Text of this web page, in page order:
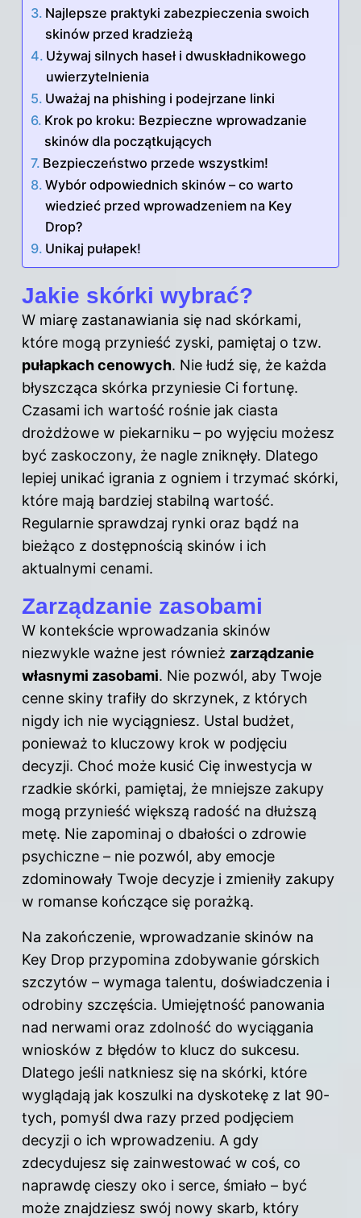
Najlepsze praktyki zabezpieczenia swoich
skinów przed kradzieżą
Używaj silnych haseł i dwuskładnikowego
uwierzytelnienia
Uważaj na phishing i podejrzane linki
Krok po kroku: Bezpieczne wprowadzanie
skinów dla początkujących
Bezpieczeństwo przede wszystkim!
Wybór odpowiednich skinów – co warto
wiedzieć przed wprowadzeniem na Key
Drop?
Unikaj pułapek!
Jakie skórki wybrać?
W miarę zastanawiania się nad skórkami,
które mogą przynieść zyski, pamiętaj o tzw.
pułapkach cenowych. Nie łudź się, że każda
błyszcząca skórka przyniesie Ci fortunę.
Czasami ich wartość rośnie jak ciasta
drożdżowe w piekarniku – po wyjęciu możesz
być zaskoczony, że nagle zniknęły. Dlatego
lepiej unikać igrania z ogniem i trzymać skórki,
które mają bardziej stabilną wartość.
Regularnie sprawdzaj rynki oraz bądź na
bieżąco z dostępnością skinów i ich
aktualnymi cenami.
Zarządzanie zasobami
W kontekście wprowadzania skinów
niezwykle ważne jest również zarządzanie
własnymi zasobami. Nie pozwól, aby Twoje
cenne skiny trafiły do skrzynek, z których
nigdy ich nie wyciągniesz. Ustal budżet,
ponieważ to kluczowy krok w podjęciu
decyzji. Choć może kusić Cię inwestycja w
rzadkie skórki, pamiętaj, że mniejsze zakupy
mogą przynieść większą radość na dłuższą
metę. Nie zapominaj o dbałości o zdrowie
psychiczne – nie pozwól, aby emocje
zdominowały Twoje decyzje i zmieniły zakupy
w romanse kończące się porażką.
Na zakończenie, wprowadzanie skinów na
Key Drop przypomina zdobywanie górskich
szczytów – wymaga talentu, doświadczenia i
odrobiny szczęścia. Umiejętność panowania
nad nerwami oraz zdolność do wyciągania
wniosków z błędów to klucz do sukcesu.
Dlatego jeśli natkniesz się na skórki, które
wyglądają jak koszulki na dyskotekę z lat 90-
tych, pomyśl dwa razy przed podjęciem
decyzji o ich wprowadzeniu. A gdy
zdecydujesz się zainwestować w coś, co
naprawdę cieszy oko i serce, śmiało – być
może znajdziesz swój nowy skarb, który